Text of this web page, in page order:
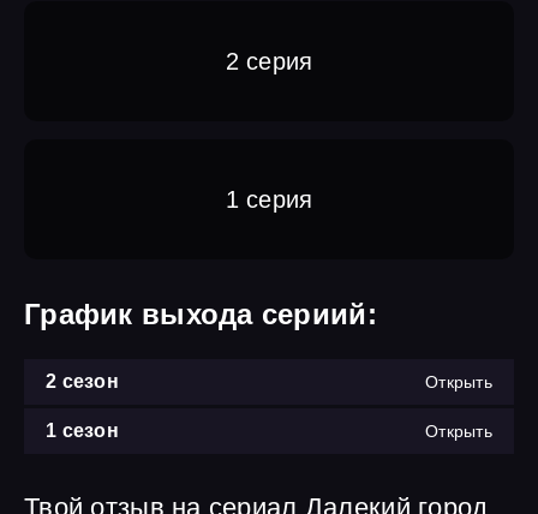
2 серия
1 серия
График выхода сериий:
2 сезон Открыть
1 сезон Открыть
Твой отзыв на сериал Далекий город